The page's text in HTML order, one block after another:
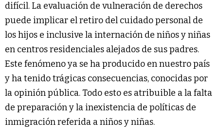
difícil. La evaluación de vulneración de derechos
puede implicar el retiro del cuidado personal de
los hijos e inclusive la internación de niños y niñas
en centros residenciales alejados de sus padres.
Este fenómeno ya se ha producido en nuestro país
y ha tenido trágicas consecuencias, conocidas por
la opinión pública. Todo esto es atribuible a la falta
de preparación y la inexistencia de políticas de
inmigración referida a niños y niñas.